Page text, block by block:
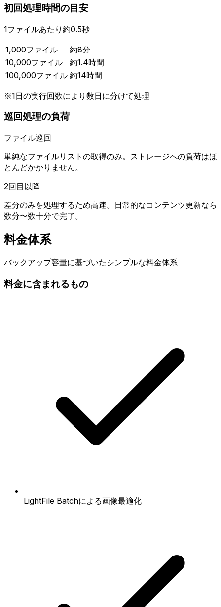
初回処理時間の目安
1ファイルあたり約0.5秒
1,000ファイル
約8分
10,000ファイル
約1.4時間
100,000ファイル 約14時間
※1日の実行回数により数日に分けて処理
巡回処理の負荷
ファイル巡回
単純なファイルリストの取得のみ。ストレージへの負荷はほ
とんどかかりません。
2回目以降
差分のみを処理するため高速。日常的なコンテンツ更新なら
数分〜数十分で完了。
料金体系
バックアップ容量に基づいたシンプルな料金体系
料金に含まれるもの
LightFile Batchによる画像最適化